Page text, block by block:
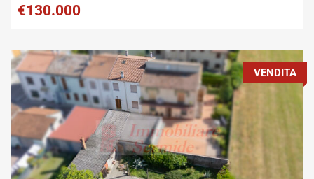
€130.000
VENDITA